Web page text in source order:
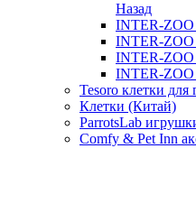
Назад
INTER-ZOO
INTER-ZOO
INTER-ZOO
INTER-ZOO
Tesoro клетки
Клетки (Китай)
ParrotsLab
Comfy & Pet Inn